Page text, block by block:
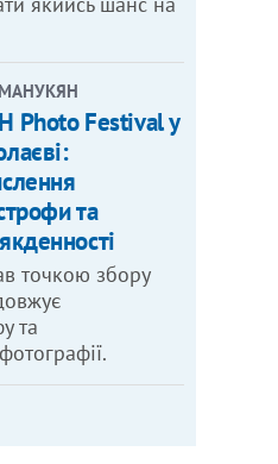
Photo Festival у
та
точкою збору
та